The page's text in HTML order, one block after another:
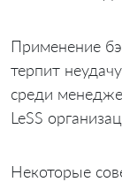
Применение
терпит
среди
LeSS
Некоторые